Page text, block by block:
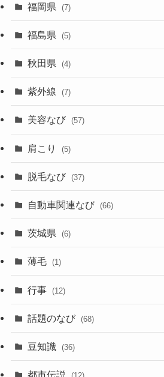
福岡県 (7)
福島県 (5)
秋田県 (4)
紫外線 (7)
美容なび (57)
肩こり (5)
脱毛なび (37)
自動車関連なび (66)
茨城県 (6)
薄毛 (1)
行事 (12)
話題のなび (68)
豆知識 (36)
都市伝説